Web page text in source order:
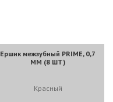
Ершик межзубный PRIME, 0,7
ММ (8 ШТ)
Красный